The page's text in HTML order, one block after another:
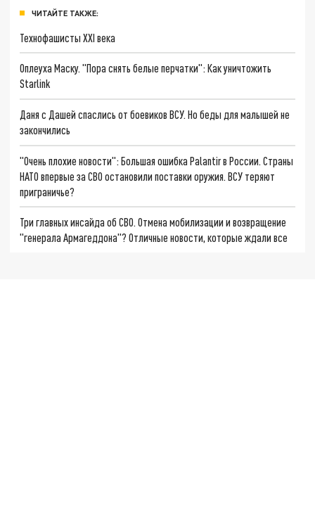
ЧИТАЙТЕ ТАКЖЕ:
Технофашисты XXI века
Оплеуха Маску. "Пора снять белые перчатки": Как уничтожить
Starlink
Даня с Дашей спаслись от боевиков ВСУ. Но беды для малышей не
закончились
"Очень плохие новости": Большая ошибка Palantir в России. Страны
НАТО впервые за СВО остановили поставки оружия. ВСУ теряют
приграничье?
Три главных инсайда об СВО. Отмена мобилизации и возвращение
"генерала Армагеддона"? Отличные новости, которые ждали все